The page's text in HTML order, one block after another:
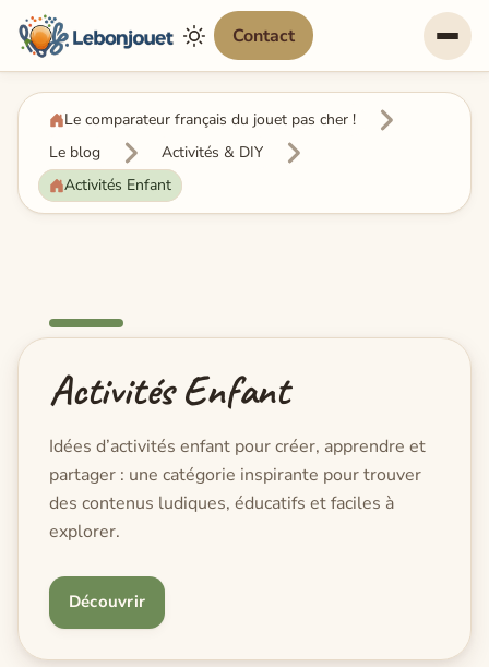
Contact
Le comparateur français du jouet pas cher !
Le blog
Activités & DIY
Activités Enfant
Activités Enfant
Idées d’activités enfant pour créer, apprendre et
partager : une catégorie inspirante pour trouver
des contenus ludiques, éducatifs et faciles à
explorer.
Découvrir